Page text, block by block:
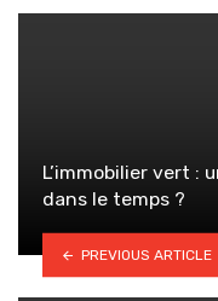
L’immobilier vert :
dans le temps ?
PREVIOUS ARTICLE